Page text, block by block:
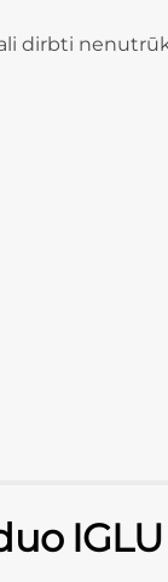
dirbti
IGLU